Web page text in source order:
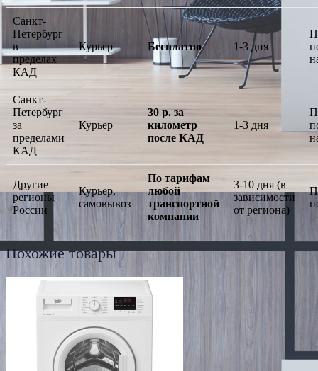
Санкт-
Петербург
в
пределах
КАД
Курьер Бесплатно 1-3 дня
Санкт-
Петербург
за
пределами
КАД
Курьер
30 р. за
километр
после КАД
1-3 дня
Другие
регионы
России
Курьер,
самовывоз
По тарифам
любой
транспортной
компании
3-10 дня (в
зависимости
от региона)
Похожие товары